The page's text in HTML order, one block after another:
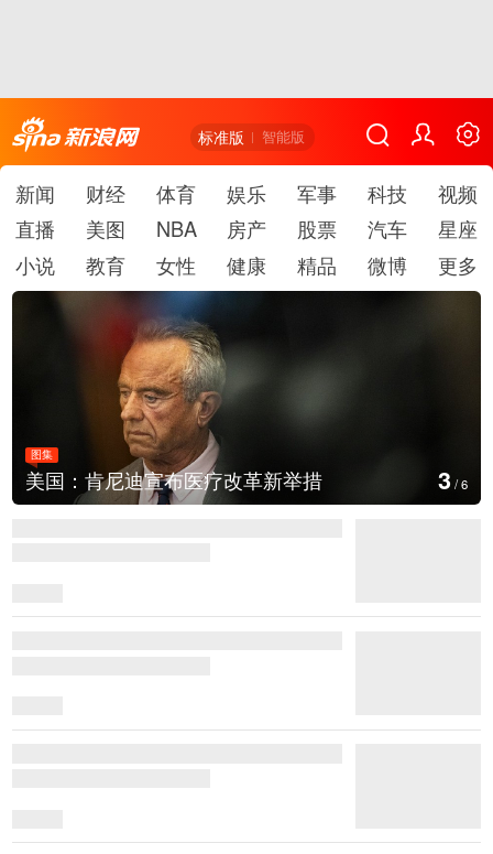
标准版 智能版
新闻 财经 体育 娱乐 军事 科技
视频
直播
美图 NBA 房产 股票 汽车
星座
小说
教育 女性 健康 精品 微博 更多
举措 云南普洱：乡村风光如画4 /6